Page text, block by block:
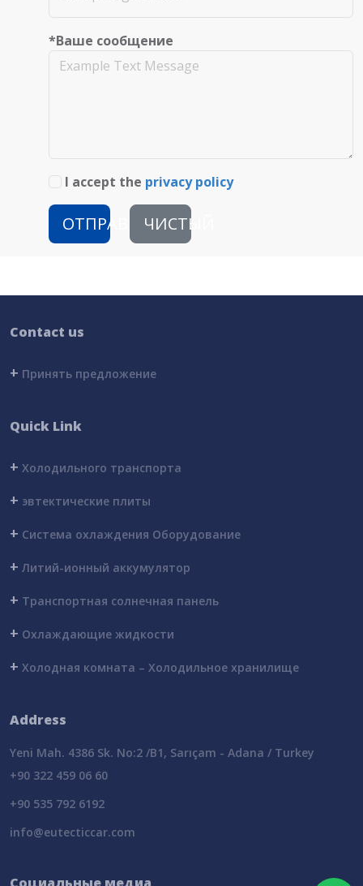
*Ваше сообщение
I accept the privacy policy
ОТПРАВИТЬЧИСТЫЙ
Contact us
+ Принять предложение
Quick Link
+ Холодильного транспорта
+ эвтектические плиты
+ Система охлаждения Оборудование
+ Литий-ионный аккумулятор
+ Транспортная солнечная панель
+ Охлаждающие жидкости
+ Холодная комната – Холодильное хранилище
Address
Yeni Mah. 4386 Sk. No:2 /B1, Sarıçam - Adana / Turkey
+90 322 459 06 60
+90 535 792 6192
info@eutecticcar.com